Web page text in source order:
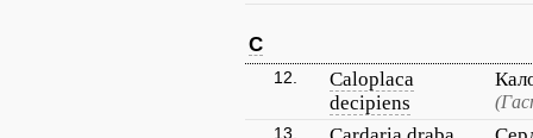
C
12.
Caloplaca
decipiens
13.